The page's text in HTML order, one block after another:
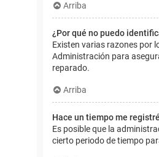
Arriba
¿Por qué no puedo
Existen varias razones por
Administración para
reparado.
Arriba
Hace un tiempo me
Es posible que la
cierto periodo de tiempo